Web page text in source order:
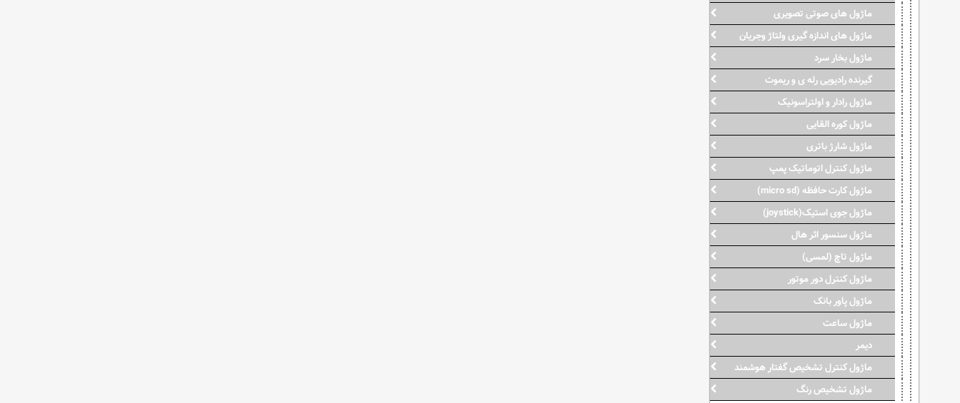
ماژول های صوتی تصویری
ماژول های اندازه گیری ولتاژ وجریان
ماژول بخار سرد
گیرنده رادیویی رله ی و ریموت
ماژول رادار و اولتراسونیک
ماژول کوره القایی
ماژول شارژ باتری
ماژول کنترل اتوماتیک پمپ
ماژول کارت حافظه (micro sd)
ماژول جوی استیک(joystick)
ماژول سنسور اثر هال
ماژول تاچ (لمسی)
ماژول کنترل دور موتور
ماژول پاور بانک
ماژول ساعت
دیمر
ماژول کنترل تشخیص گفتار هوشمند
ماژول تشخیص رنگ